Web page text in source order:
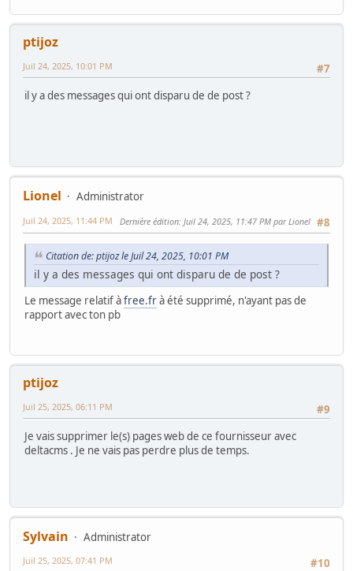
ptijoz
#7
Juil 24, 2025, 10:01 PM
il y a des messages qui ont disparu de de post ?
Lionel
Administrator
#8
Juil 24, 2025, 11:44 PM Dernière édition: Juil 24, 2025, 11:47 PM par Lionel
Citation de: ptijoz le Juil 24, 2025, 10:01 PM
il y a des messages qui ont disparu de de post ?
Le message relatif àfree.frà été supprimé, n'ayant pas de
rapport avec ton pb
ptijoz
#9
Juil 25, 2025, 06:11 PM
Je vais supprimer le(s) pages web de ce fournisseur avec
deltacms . Je ne vais pas perdre plus de temps.
Sylvain
Administrator
#10
Juil 25, 2025, 07:41 PM